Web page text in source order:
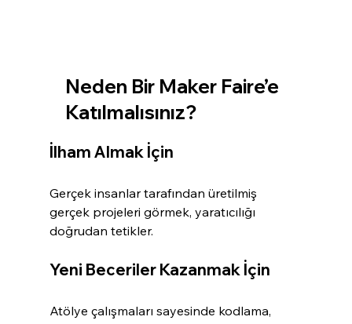
Neden Bir Maker Faire’e
Katılmalısınız?
İlham Almak İçin
Gerçek insanlar tarafından üretilmiş
gerçek projeleri görmek, yaratıcılığı
doğrudan tetikler.
Yeni Beceriler Kazanmak İçin
Atölye çalışmaları sayesinde kodlama,